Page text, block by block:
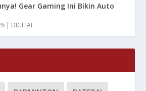
Gear Gaming Ini Bikin Auto
| DIGITAL